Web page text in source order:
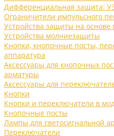
Дифференциальная защита:
Ограничители импульсного
Устройства защиты на основе
Устройства молниезащиты
Кнопки, кнопочные посты,
аппаратура
Аксессуары для кнопочных
арматуры
Аксессуары для
Кнопки
Кнопки и переключатели в
Кнопочные посты
Лампы для светосигнальной
Переключатели